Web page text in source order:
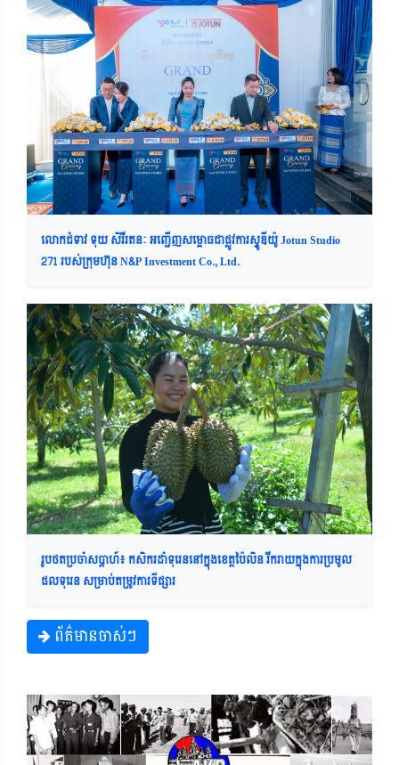
លោកជំទាវ ទុយ សិរីរតនៈ អញ្ជើញសម្ពោធជាផ្លូវការស្ទូឌីយ៉ូ Jotun Studio
271 របស់ក្រុមហ៊ុន N&P Investment Co., Ltd.
រូបថតប្រចាំសប្តាហ៍៖ កសិករដាំទុរេននៅក្នុងខេត្តប៉ៃលិន រីករាយក្នុងការប្រមូល
ផលទុរេន សម្រាប់តម្រូវការទីផ្សារ
ព័ត៌មានចាស់ៗ